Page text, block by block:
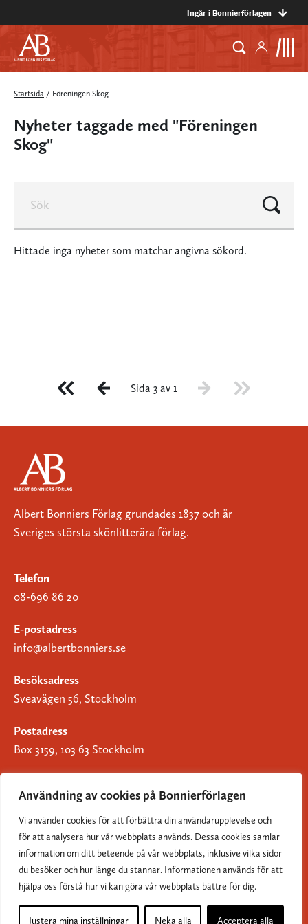
Användning av cookies på Bonnierförlagen
Vi använder cookies för att förbättra din användarupplevelse och
för att analysera hur vår webbplats används. Dessa cookies samlar
information om ditt beteende på vår webbplats, inklusive vilka sidor
du besöker och hur länge du stannar. Informationen används för att
hjälpa oss förstå hur vi kan göra vår webbplats bättre för dig.
Justera mina inställningar Neka alla Acceptera alla
Ingår i Bonnierförlagen
Startsida / Föreningen Skog
Nyheter taggade med "Föreningen
Skog"
Hittade inga nyheter som matchar angivna sökord.
Sida 3 av 1
Albert Bonniers Förlag grundades 1837 och är
Sveriges största skönlitterära förlag.
Telefon
08-696 86 20
E-postadress
info@albertbonniers.se
Besöksadress
Sveavägen 56, Stockholm
Postadress
Box 3159, 103 63 Stockholm
Om Bonnierförlagen
Cookies
Integritetspolicy